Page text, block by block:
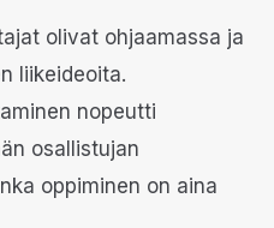
olivat ohjaamassa ja
liikeideoita.
nopeutti
osallistujan
oppiminen on aina